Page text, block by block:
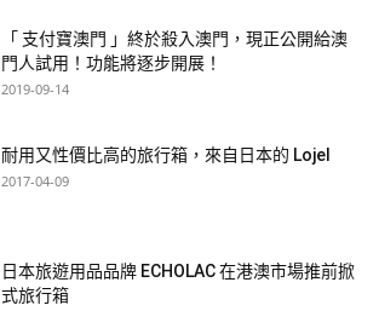
「 支付寶澳門 」終於殺入澳門，現正公開給澳
門人試用！功能將逐步開展！
2019-09-14
耐用又性價比高的旅行箱，來自日本的 Lojel
2017-04-09
日本旅遊用品品牌 ECHOLAC 在港澳市場推前掀
式旅行箱